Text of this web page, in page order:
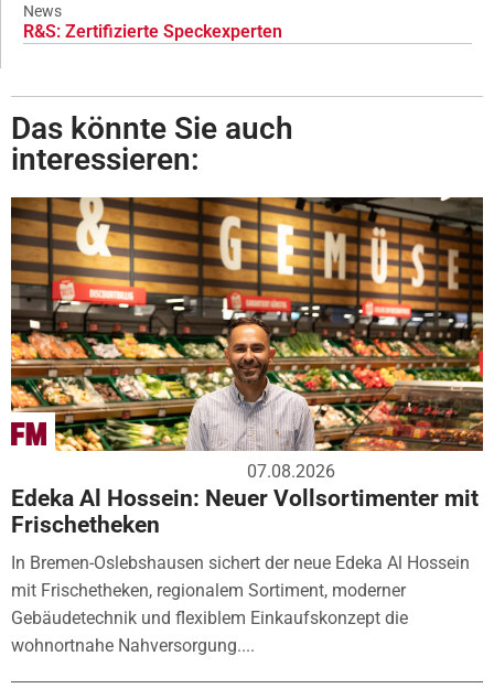
News
R&S: Zertifizierte Speckexperten
Das könnte Sie auch
interessieren:
07.08.2026
Edeka Al Hossein: Neuer Vollsortimenter mit
Frischetheken
In Bremen-Oslebshausen sichert der neue Edeka Al Hossein
mit Frischetheken, regionalem Sortiment, moderner
Gebäudetechnik und flexiblem Einkaufskonzept die
wohnortnahe Nahversorgung....